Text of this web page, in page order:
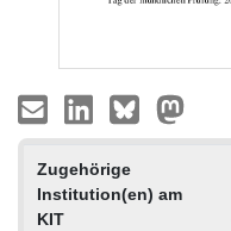
Zugehörige
Institution(en) am
KIT